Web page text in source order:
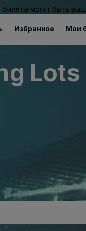
могут быть
Избранное Мои
Lots